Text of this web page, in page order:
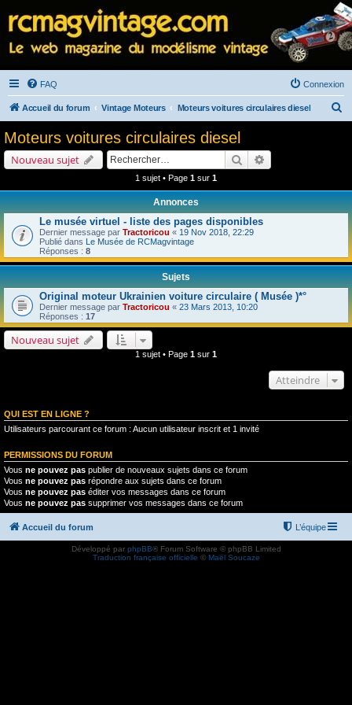
FAQ Connexion
Accueil du forum Vintage Moteurs Moteurs voitures circulaires diesel
e
Moteurs voitures circulaires diesel
Nouveau sujet Rechercher
1 sujet • Page 1 sur 1
Annonces
Le musée virtuel - liste des pages disponibles
Dernier message par Tractoricou « 19 Nov 2018, 22:29
Publié dans Le Musée de RCMagvintage
Réponses : 8
Sujets
Original moteur Ukrainien voiture circulaire ( Musée )*°
Dernier message par Tractoricou « 23 Mars 2013, 10:20
Réponses : 17
Nouveau sujet
1 sujet • Page 1 sur 1
Atteindre
QUI EST EN LIGNE ?
Utilisateurs parcourant ce forum : Aucun utilisateur inscrit et 1 invité
PERMISSIONS DU FORUM
Vous ne pouvez pas publier de nouveaux sujets dans ce forum
Vous ne pouvez pas répondre aux sujets dans ce forum
Vous ne pouvez pas éditer vos messages dans ce forum
Vous ne pouvez pas supprimer vos messages dans ce forum
Accueil du forum L’équipe
Développé par phpBB® Forum Software © phpBB Limited
Traduction française officielle © Maël Soucaze